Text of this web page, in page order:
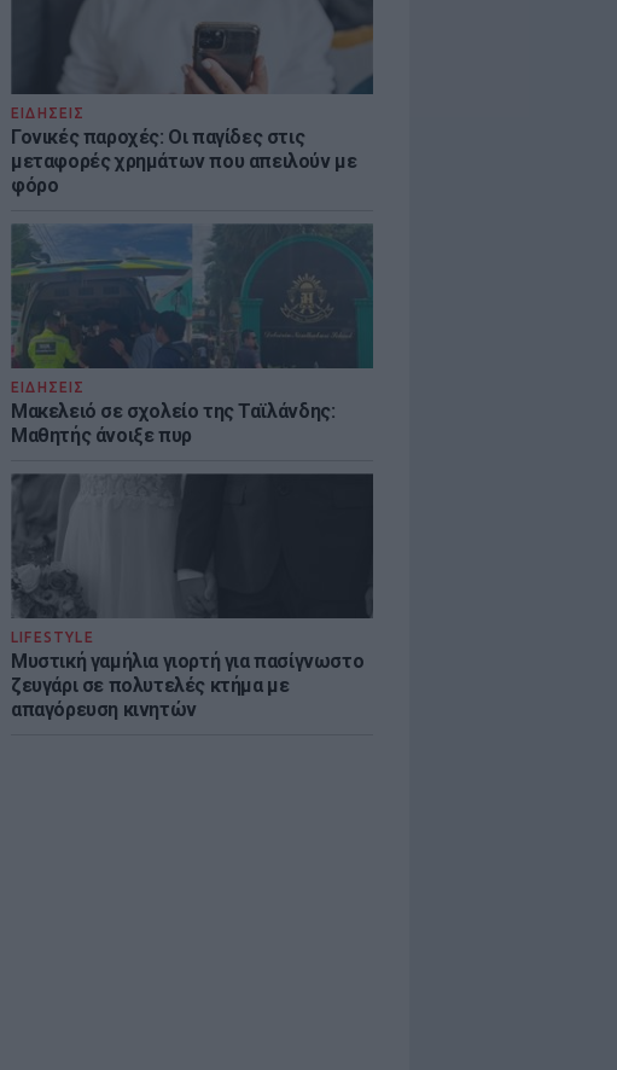
ΕΙΔΗΣΕΙΣ
Γονικές παροχές: Οι παγίδες στις
μεταφορές χρημάτων που απειλούν με
φόρο
ΕΙΔΗΣΕΙΣ
Μακελειό σε σχολείο της Ταϊλάνδης:
Μαθητής άνοιξε πυρ
LIFESTYLE
Μυστική γαμήλια γιορτή για πασίγνωστο
ζευγάρι σε πολυτελές κτήμα με
απαγόρευση κινητών